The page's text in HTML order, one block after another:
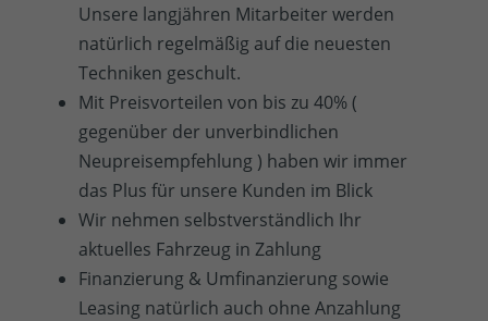
Unsere langjähren Mitarbeiter werden
natürlich regelmäßig auf die neuesten
Techniken geschult.
Mit Preisvorteilen von bis zu 40% (
gegenüber der unverbindlichen
Neupreisempfehlung ) haben wir immer
das Plus für unsere Kunden im Blick
Wir nehmen selbstverständlich Ihr
aktuelles Fahrzeug in Zahlung
Finanzierung & Umfinanzierung sowie
Leasing natürlich auch ohne Anzahlung